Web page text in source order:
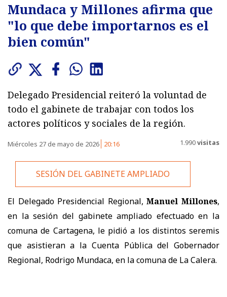
Mundaca y Millones afirma que
"lo que debe importarnos es el
bien común"
Delegado Presidencial reiteró la voluntad de
todo el gabinete de trabajar con todos los
actores políticos y sociales de la región.
Miércoles 27 de mayo de 2026 20:16 1.990visitas
SESIÓN DEL GABINETE AMPLIADO
El Delegado Presidencial Regional,Manuel Millones,
en la sesión del gabinete ampliado efectuado en la
comuna de Cartagena, le pidió a los distintos seremis
que asistieran a la Cuenta Pública del Gobernador
Regional, Rodrigo Mundaca, en la comuna de La Calera.